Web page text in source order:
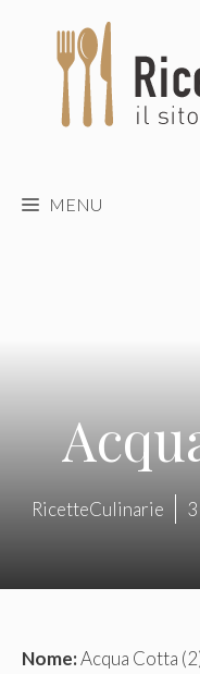
contenuto
MENU
RicetteCulinarie
Nome:Acqua Cotta